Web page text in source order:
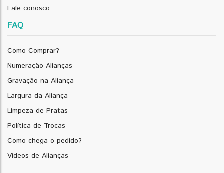
Fale conosco
FAQ
Como Comprar?
Numeração Alianças
Gravação na Aliança
Largura da Aliança
Limpeza de Pratas
Política de Trocas
Como chega o pedido?
Vídeos de Alianças